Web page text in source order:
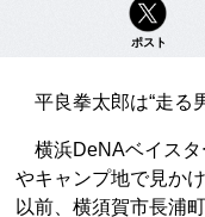
ポスト
平良拳太郎は“走る
横浜DeNAベイスタ
やキャンプ地で見か
以前、横須賀市長浦